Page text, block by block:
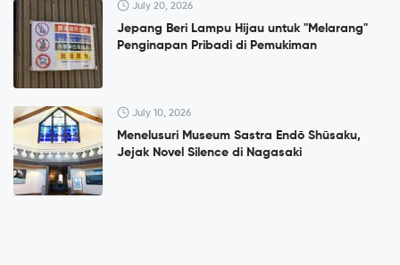
July 20, 2026
Jepang Beri Lampu Hijau untuk "Melarang"
Penginapan Pribadi di Pemukiman
July 10, 2026
Menelusuri Museum Sastra Endō Shūsaku,
Jejak Novel Silence di Nagasaki